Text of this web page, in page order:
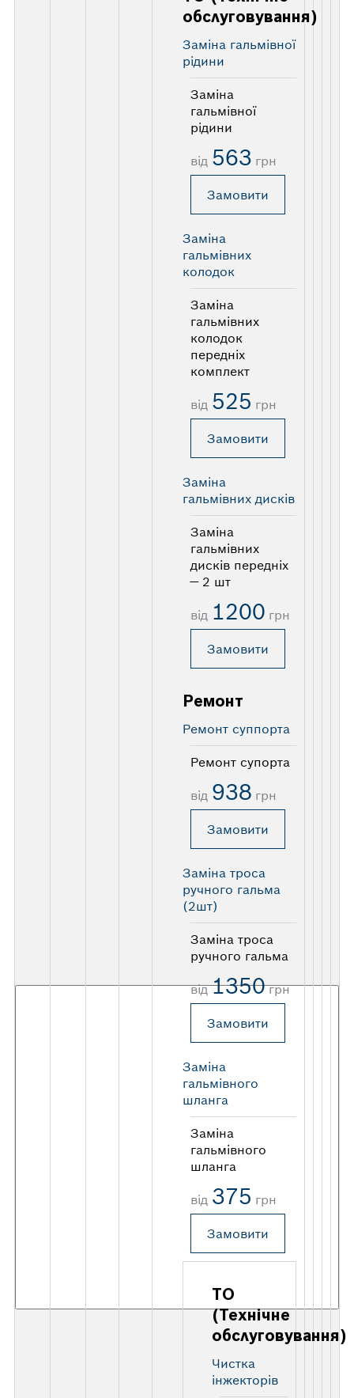
обслуговування)
Заміна гальмівної
рідини
Заміна
гальмівної
рідини
від 563 грн
Замовити
Заміна
гальмівних
колодок
Заміна
гальмівних
колодок
передніх
комплект
від 525 грн
Замовити
Заміна
гальмівних дисків
Заміна
гальмівних
дисків передніх
— 2 шт
від 1200 грн
Замовити
Ремонт
Ремонт суппорта
Ремонт супорта
від 938 грн
Замовити
Заміна троса
ручного гальма
(2шт)
Заміна троса
ручного гальма
від1350 грн
Замовити
Заміна
гальмівного
шланга
Заміна
гальмівного
шланга
від 375 грн
Замовити
ТО
(Технічне
обслуговування)
Чистка
інжекторів